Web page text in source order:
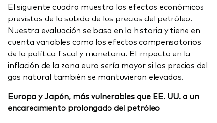
El siguiente cuadro muestra los efectos económicos
previstos de la subida de los precios del petróleo.
Nuestra evaluación se basa en la historia y tiene en
cuenta variables como los efectos compensatorios
de la política fiscal y monetaria. El impacto en la
inflación de la zona euro sería mayor si los precios del
gas natural también se mantuvieran elevados.
Europa y Japón, más vulnerables que EE. UU. a un
encarecimiento prolongado del petróleo